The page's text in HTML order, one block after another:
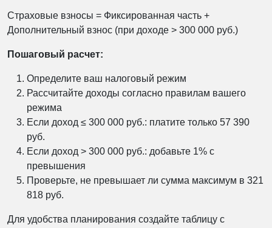
Страховые взносы = Фиксированная часть +
Дополнительный взнос (при доходе > 300 000 руб.)
Пошаговый расчет:
Определите ваш налоговый режим
Рассчитайте доходы согласно правилам вашего
режима
Если доход ≤ 300 000 руб.: платите только 57 390
руб.
Если доход > 300 000 руб.: добавьте 1% с
превышения
Проверьте, не превышает ли сумма максимум в 321
818 руб.
Для удобства планирования создайте таблицу с